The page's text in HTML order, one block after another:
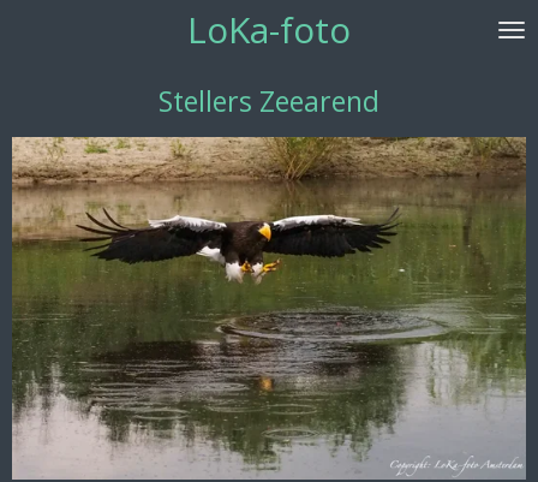
hoofdinhoud
LoKa-foto
Stellers Zeearend